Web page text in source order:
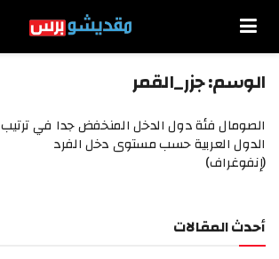
الوسم:جزر_القمر
الصومال فئة دول الدخل المنخفض جدا في ترتيب
الدول العربية حسب مستوى دخل الفرد
(إنفوغراف)
أحدث المقالات